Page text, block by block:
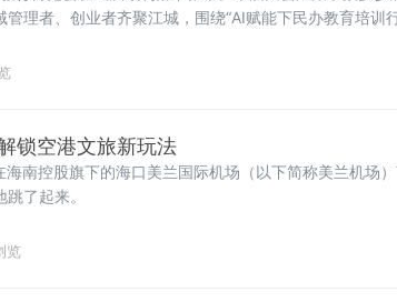
理者、创业者齐聚江城，围绕“AI赋能下民办教育培训
锁空港文旅新玩法
南控股旗下的海口美兰国际机场（以下简称美兰机场
了起来。
览